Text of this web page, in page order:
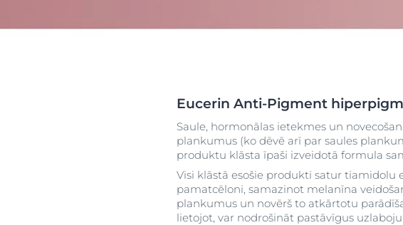
Taukaina āda
Apsārtusi āda
Galvas ādas un matu
problēmas
Jutīga āda
Aizsardzība pret saules
Eucerin Anti-Pigment
Saule, hormonālas ietekmes un
plankumus (ko dēvē arī par saules
produktu klāsta īpaši izveidotā formula
Visi klāstā esošie produkti satur
pamatcēloni, samazinot melanīna
plankumus un novērš to atkārtotu
lietojot, var nodrošināt pastāvīgus